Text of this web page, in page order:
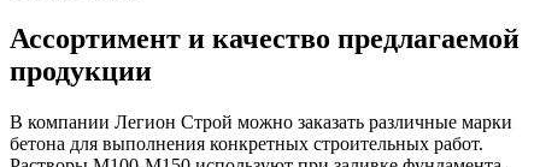
Ассортимент и качество предлагаемой
продукции
В компании Легион Строй можно заказать различные марки
бетона для выполнения конкретных строительных работ.